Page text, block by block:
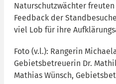
Naturschutzwächter
Feedback der
viel Lob für ihre
Foto (v.l.): Rangerin
Gebietsbetreuerin Dr.
Mathias Wünsch,